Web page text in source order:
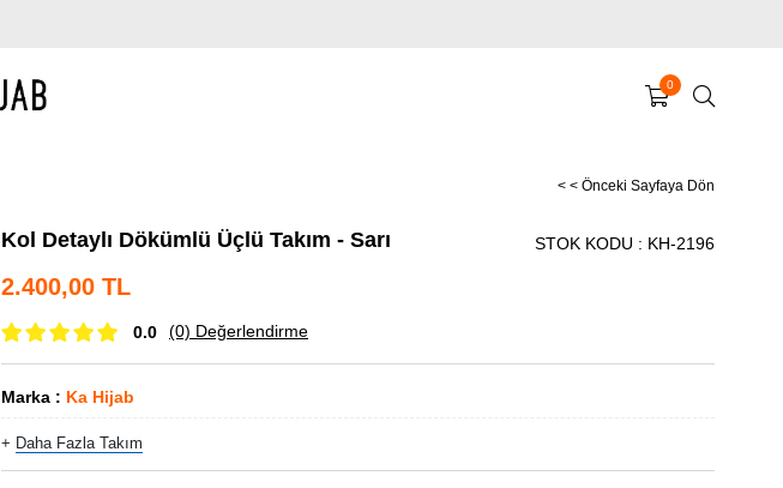
0
< < Önceki Sayfaya Dön
Kol Detaylı Dökümlü Üçlü Takım - Sarı STOK KODU KH-2196
2.400,00 TL
0.0 (0) Değerlendirme
Marka : Ka Hijab
+ Daha Fazla Takım